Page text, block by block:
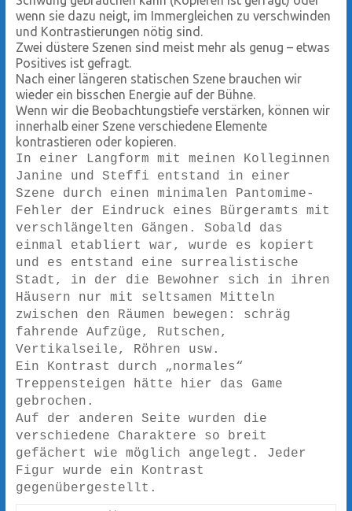
wenn sie dazu neigt, im Immergleichen zu verschwinden
und Kontrastierungen nötig sind.
Zwei düstere Szenen sind meist mehr als genug – etwas
Positives ist gefragt.
Nach einer längeren statischen Szene brauchen wir
wieder ein bisschen Energie auf der Bühne.
Wenn wir die Beobachtungstiefe verstärken, können wir
innerhalb einer Szene verschiedene Elemente
kontrastieren oder kopieren.
In einer Langform mit meinen Kolleginnen
Janine und Steffi entstand in einer
Szene durch einen minimalen Pantomime-
Fehler der Eindruck eines Bürgeramts mit
verschlängelten Gängen. Sobald das
einmal etabliert war, wurde es kopiert
und es entstand eine surrealistische
Stadt, in der die Bewohner sich in ihren
Häusern nur mit seltsamen Mitteln
zwischen den Räumen bewegen: schräg
fahrende Aufzüge, Rutschen,
Vertikalseile, Röhren usw.
Ein Kontrast durch „normales“
Treppensteigen hätte hier das Game
gebrochen.
Auf der anderen Seite wurden die
verschiedene Charaktere so breit
gefächert wie möglich angelegt. Jeder
Figur wurde ein Kontrast
gegenübergestellt.